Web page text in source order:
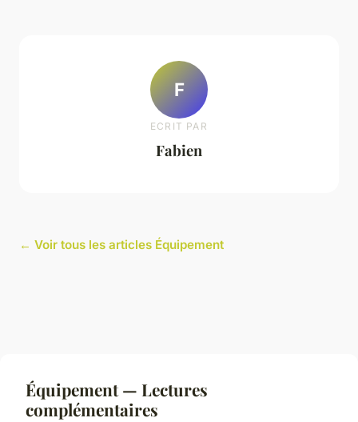
F
ECRIT PAR
Fabien
← Voir tous les articles Équipement
Équipement — Lectures
complémentaires